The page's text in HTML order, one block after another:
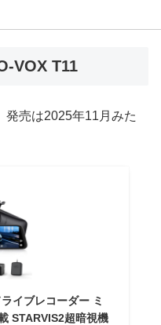
VOX T11
発売は2025年11月みた
イブレコーダー ミ
STARVIS2超暗視機